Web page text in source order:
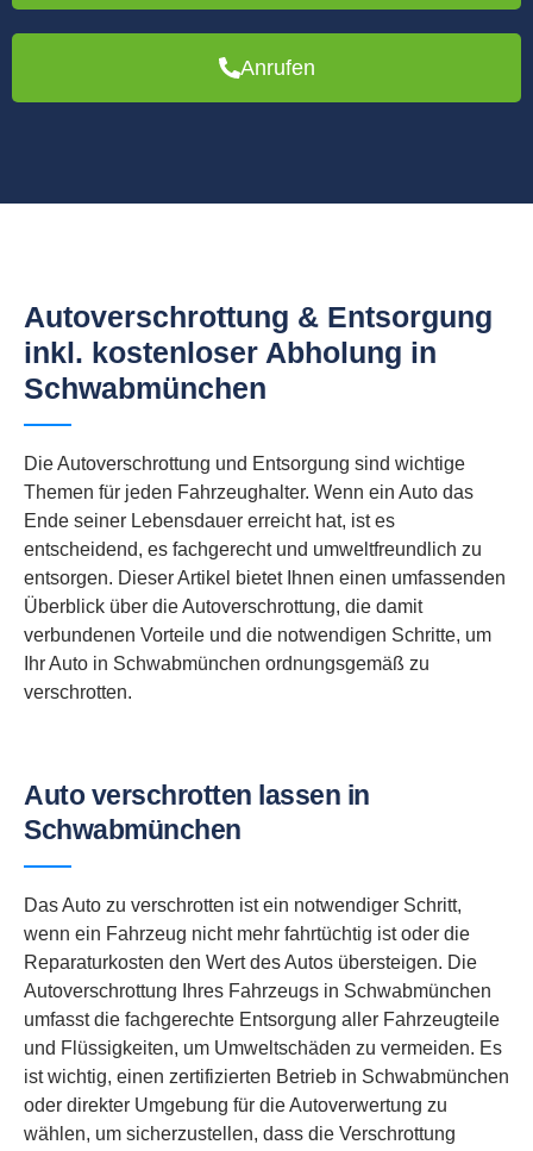
Anrufen
Autoverschrottung & Entsorgung
inkl. kostenloser Abholung in
Schwabmünchen
Die Autoverschrottung und Entsorgung sind wichtige
Themen für jeden Fahrzeughalter. Wenn ein Auto das
Ende seiner Lebensdauer erreicht hat, ist es
entscheidend, es fachgerecht und umweltfreundlich zu
entsorgen. Dieser Artikel bietet Ihnen einen umfassenden
Überblick über die Autoverschrottung, die damit
verbundenen Vorteile und die notwendigen Schritte, um
Ihr Auto in Schwabmünchen ordnungsgemäß zu
verschrotten.
Auto verschrotten lassen in
Schwabmünchen
Das Auto zu verschrotten ist ein notwendiger Schritt,
wenn ein Fahrzeug nicht mehr fahrtüchtig ist oder die
Reparaturkosten den Wert des Autos übersteigen. Die
Autoverschrottung Ihres Fahrzeugs in Schwabmünchen
umfasst die fachgerechte Entsorgung aller Fahrzeugteile
und Flüssigkeiten, um Umweltschäden zu vermeiden. Es
ist wichtig, einen zertifizierten Betrieb in Schwabmünchen
oder direkter Umgebung für die Autoverwertung zu
wählen, um sicherzustellen, dass die Verschrottung